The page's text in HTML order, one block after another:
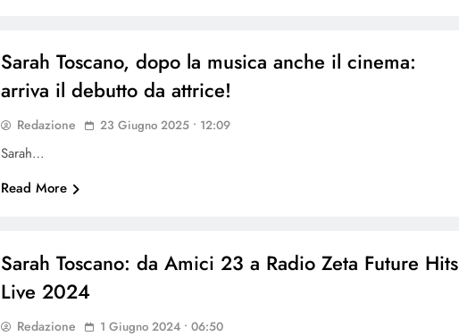
Sarah Toscano, dopo la musica anche il cinema:
arriva il debutto da attrice!
Redazione 23 Giugno 2025 • 12:09
Sarah…
Read More
Sarah Toscano: da Amici 23 a Radio Zeta Future Hits
Live 2024
Redazione 1 Giugno 2024 • 06:50